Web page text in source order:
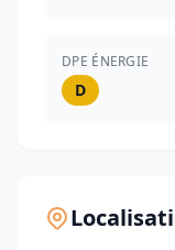
DPE ÉNERGIE
D